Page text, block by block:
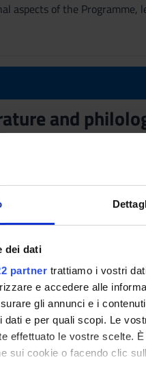
dei dati
partner trattiamo i vostri
e accedere alle
gli annunci e i
dati e per quali scopi. Le
effettuato le vostre scelte.
sui cookie o facendo clic
aspects of the
and
Disciplinary Sector (SSD)
05 - FILOLOGIA CLASSICA
of Literature and
up to the fifth century
and Latin) from a
(Atticism, relations
oratory, biography,
1) knowledge of the
philological and